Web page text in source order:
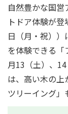
自然豊かな国
トドア体験が
日（月・祝）
を体験できる
月13（土）、
は、高い木の上
ツリーイング」